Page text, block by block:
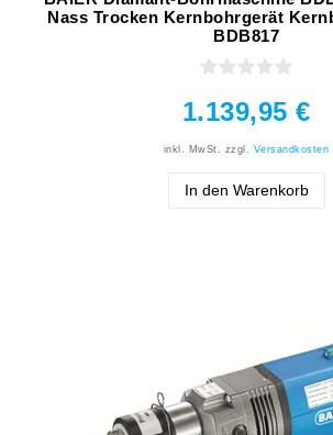
Nass Trocken Kernbohrgerät
BDB817
1.139,95 €
inkl. MwSt. zzgl. Versandkosten
In den Warenkorb